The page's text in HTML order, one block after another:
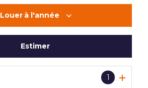
Louer à l'année
Estimer
1